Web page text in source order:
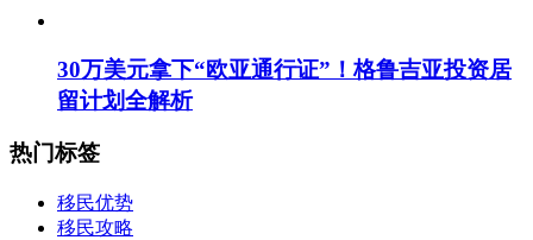
30万美元拿下“欧亚通行证”！格鲁吉亚投资居
留计划全解析
热门标签
移民优势
移民攻略